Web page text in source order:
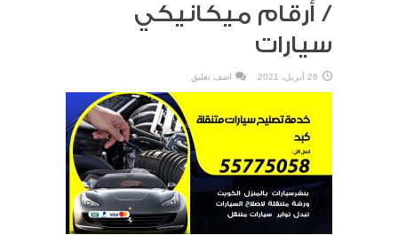
/ أرقام ميكانيكي
سيارات
26 أبريل، 2021 اضف تعليق